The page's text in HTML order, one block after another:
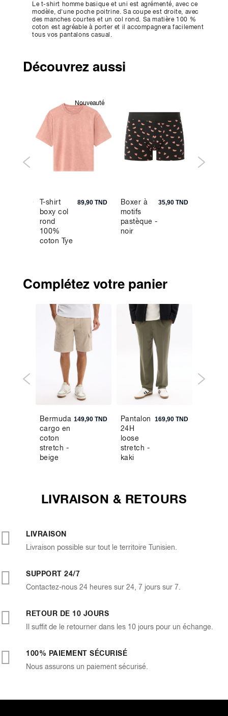
Le t-shirt homme basique et uni est agrémenté, avec ce
modèle, d'une poche poitrine. Sa coupe est droite, avec
des manches courtes et un col rond. Sa matière 100 %
coton est agréable à porter et il accompagnera facilement
tous vos pantalons casual.
Découvrez aussi
169,90 TND
Nouveauté
T-shirt
boxy col
rond
100%
coton Tye
89,90 TND
Boxer à
motifs
pastèque -
noir
35,90 TND
Complétez votre panier
Bermuda
cargo en
coton
stretch -
beige
149,90 TND
Pantalon
24H
loose
stretch -
kaki
169,90 TND
LIVRAISON & RETOURS
LIVRAISON
Livraison possible sur tout le territoire Tunisien.
SUPPORT 24/7
Contactez-nous 24 heures sur 24, 7 jours sur 7.
RETOUR DE 10 JOURS
Il suffit de le retourner dans les 10 jours pour un échange.
100% PAIEMENT SÉCURISÉ
Nous assurons un paiement sécurisé.